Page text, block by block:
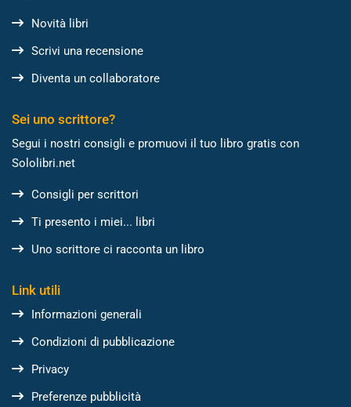
Novità libri
Scrivi una recensione
Diventa un collaboratore
Sei uno scrittore?
Segui i nostri consigli e promuovi il tuo libro gratis con
Sololibri.net
Consigli per scrittori
Ti presento i miei... libri
Uno scrittore ci racconta un libro
Link utili
Informazioni generali
Condizioni di pubblicazione
Privacy
Preferenze pubblicità